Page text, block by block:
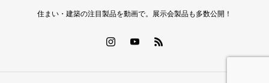
住まい・建築の注目製品を動画で。展示会製品も多数公開！